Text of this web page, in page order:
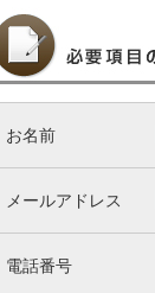
お名前
メールアドレス
電話番号